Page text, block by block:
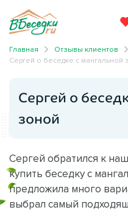
Главная
Отзывы клиентов
Сергей о беседке с мангальной
Сергей о
зоной
Сергей обратился к
купить беседку с
предложила много
выбрал самый